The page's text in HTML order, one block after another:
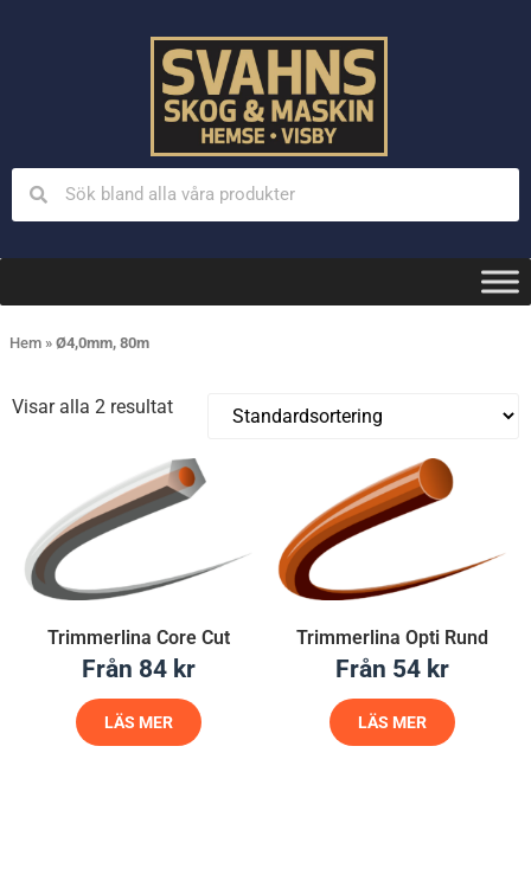
Hem » Ø4,0mm, 80m
Visar alla 2 resultat
Trimmerlina Core Cut
Från 84 kr
LÄS MER
Trimmerlina Opti Rund
Från 54 kr
LÄS MER